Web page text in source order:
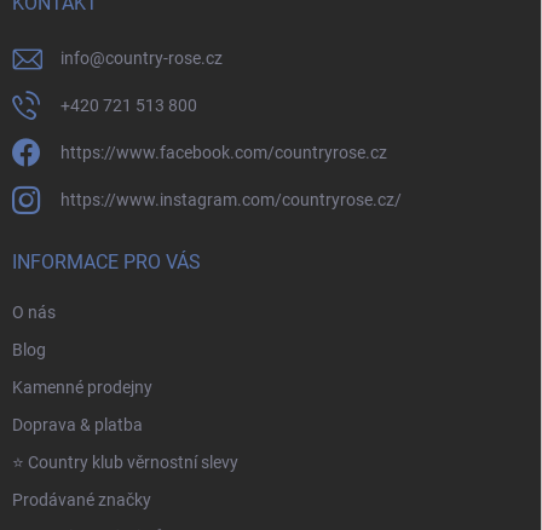
info@country-rose.cz
+420 721 513 800
https://www.facebook.com/countryrose.cz
https://www.instagram.com/countryrose.cz/
INFORMACE PRO VÁS
O nás
Blog
Kamenné prodejny
Doprava & platba
⭐️ Country klub věrnostní slevy
Prodávané značky